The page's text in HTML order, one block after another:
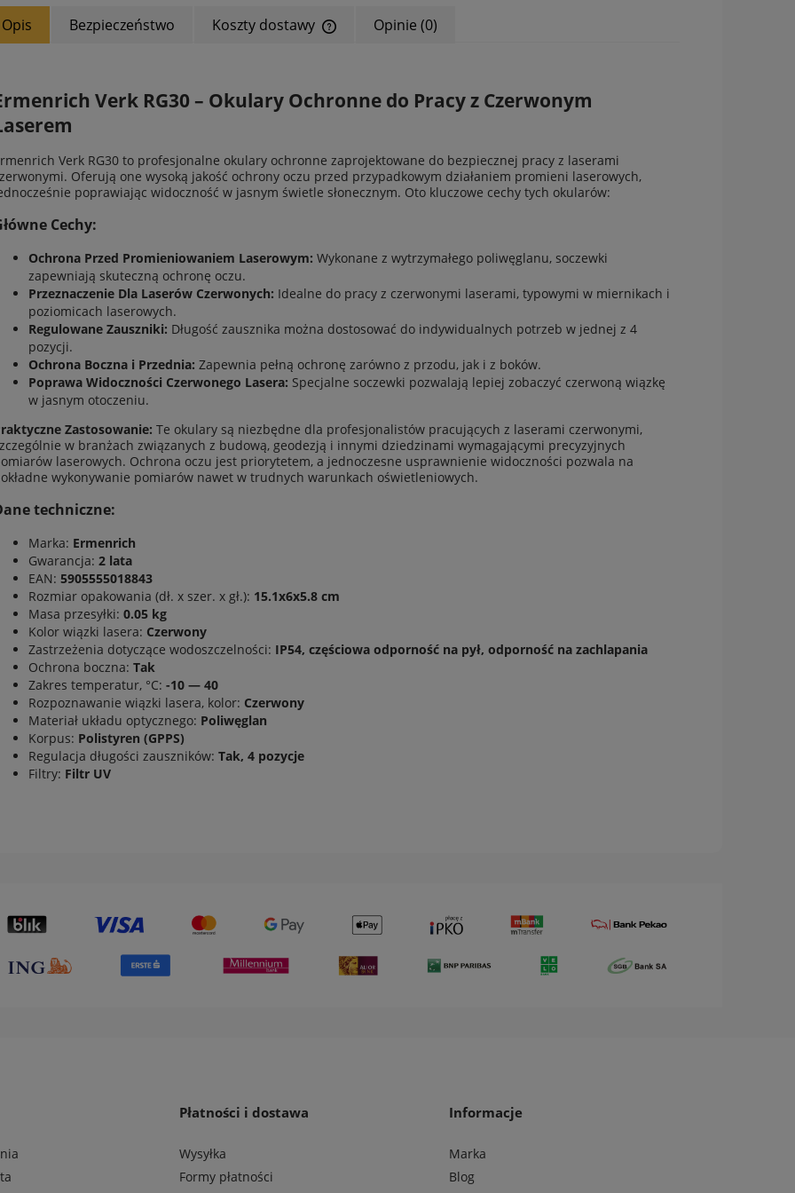
Opis Bezpieczeństwo Koszty dostawy Opinie (0)
Verk RG30 – Okulary Ochronne do Pracy z Czerwonym
Verk RG30 to profesjonalne okulary ochronne zaprojektowane do bezpiecznej pracy z laserami
Oferują one wysoką jakość ochrony oczu przed przypadkowym działaniem promieni laserowych,
poprawiając widoczność w jasnym świetle słonecznym. Oto kluczowe cechy tych okularów:
Cechy:
Ochrona Przed Promieniowaniem Laserowym: Wykonane z wytrzymałego poliwęglanu, soczewki
zapewniają skuteczną ochronę oczu.
Przeznaczenie Dla Laserów Czerwonych: Idealne do pracy z czerwonymi laserami, typowymi w miernikach i
poziomicach laserowych.
Regulowane Zauszniki: Długość zausznika można dostosować do indywidualnych potrzeb w jednej z 4
pozycji.
Ochrona Boczna i Przednia: Zapewnia pełną ochronę zarówno z przodu, jak i z boków.
Poprawa Widoczności Czerwonego Lasera: Specjalne soczewki pozwalają lepiej zobaczyć czerwoną wiązkę
w jasnym otoczeniu.
Zastosowanie: Te okulary są niezbędne dla profesjonalistów pracujących z laserami czerwonymi,
w branżach związanych z budową, geodezją i innymi dziedzinami wymagającymi precyzyjnych
laserowych. Ochrona oczu jest priorytetem, a jednoczesne usprawnienie widoczności pozwala na
wykonywanie pomiarów nawet w trudnych warunkach oświetleniowych.
techniczne:
Marka: Ermenrich
Gwarancja: 2 lata
EAN: 5905555018843
Rozmiar opakowania (dł. x szer. x gł.): 15.1x6x5.8 cm
Masa przesyłki: 0.05 kg
Kolor wiązki lasera: Czerwony
Zastrzeżenia dotyczące wodoszczelności: IP54, częściowa odporność na pył, odporność na zachlapania
Ochrona boczna: Tak
Zakres temperatur, °C: -10 — 40
Rozpoznawanie wiązki lasera, kolor: Czerwony
Materiał układu optycznego: Poliwęglan
Korpus: Polistyren (GPPS)
Regulacja długości zauszników: Tak, 4 pozycje
Filtry: Filtr UV
Płatności i dostawa
Wysyłka
Formy płatności
Informacje
Marka
Blog